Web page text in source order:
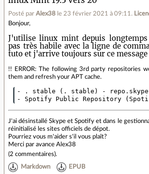
Posté par Alex38 le 23 février 2021 à 09:11 .
Bonjour,
J'utilise linux mint depuis
pas très habile avec la ligne de
tuto et j'arrive toujours sur ce
!! ERROR: The following 3rd party repositories
them and refresh your APT cache.
- . stable (. stable) -
J'ai désinstallé Skype et Spotify et dans le
réinitialisé les sites officiels de dépot.
Pourriez vous m'aider s'il vous plaît?
Merci par avance Alex38
(2 commentaires).
Markdown EPUB